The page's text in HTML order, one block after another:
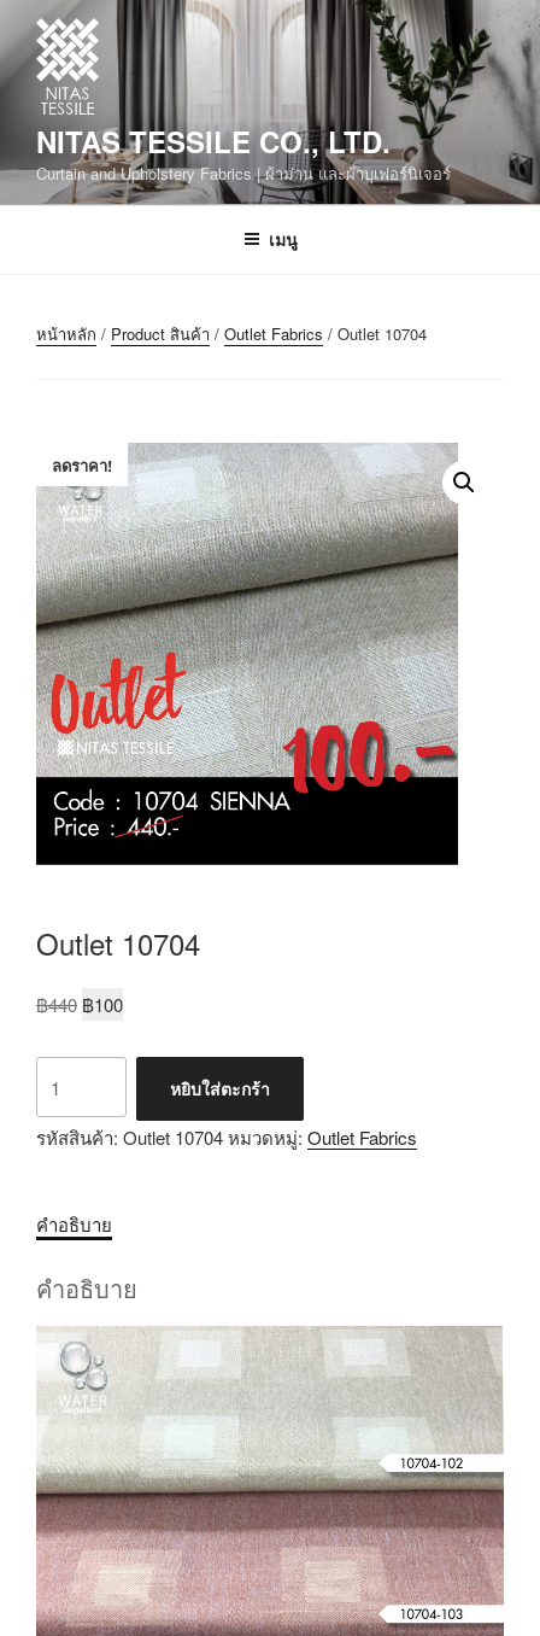
NITAS TESSILE CO., LTD.
Curtain and Upholstery Fabrics | ผ้าม่าน และผ้าบุเฟอร์นิเจอร์
เมนู
หน้าหลัก / Product สินค้า / Outlet Fabrics / Outlet 10704
ลดราคา!
Outlet 10704
฿440 ฿100
หยิบใส่ตะกร้า
รหัสสินค้า: Outlet 10704หมวดหมู่: Outlet Fabrics
คำอธิบาย
คำอธิบาย